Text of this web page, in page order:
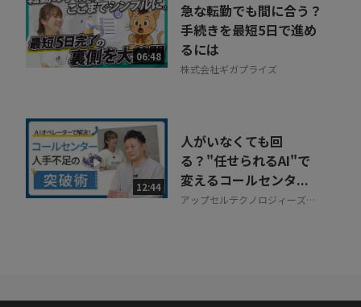
06:48
急な転勤でも間に合う？
手続きを最短5日で進め
るには
株式会社ギガプライズ
12:44
人がいなくても回
る？"任せられるAI"で
変えるコールセンタ...
アップセルテクノロジィーズ株